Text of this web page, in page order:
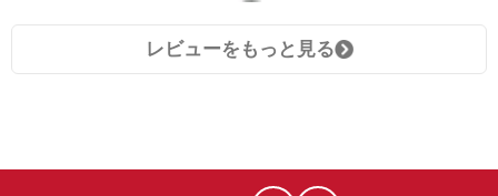
レビューをもっと見る